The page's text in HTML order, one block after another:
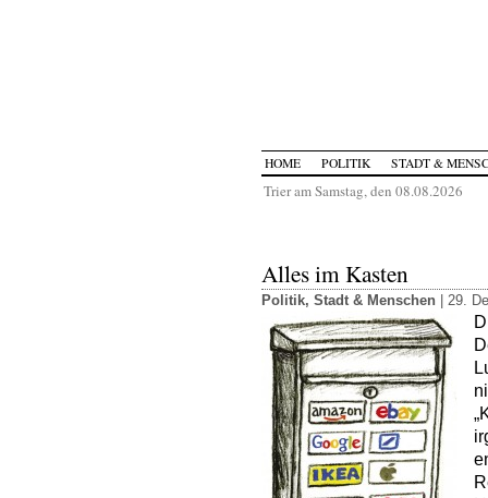
HOME POLITIK STADT &
Trier am Samstag, den 08.08.2026
Alles im Kasten
Politik, Stadt & Menschen | 29.